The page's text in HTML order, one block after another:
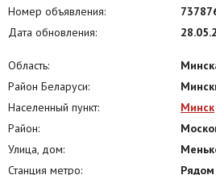
грузовых автомобилей и др.
Наличие и арендные ставки утоняйте по
Стоимость указана без учета НДС!
Договор № 114/1а от 17.04.2024
ООО Агентство недвижимости «Метриум»
УНП 193581536
Лицензия № 02240/425, выдана
27.08.2021
Номер объявления:
Дата обновления:
Область:
Район Беларуси:
Населенный пункт:
Минск
Район:
Улица, дом:
Станция метро: